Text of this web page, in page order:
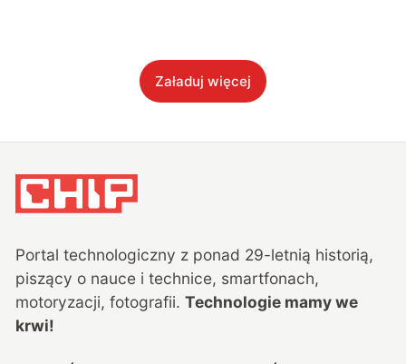
Załaduj więcej
Portal technologiczny z ponad 29-letnią historią,
piszący o nauce i technice, smartfonach,
motoryzacji, fotografii. Technologie mamy we
krwi!